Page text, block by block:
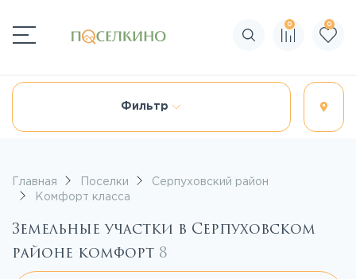
Поиск по сайту
0 0
Фильтр
Главная Поселки
Серпуховский район
Комфорт класса
Земельные участки в Серпуховском
районе комфорт 8